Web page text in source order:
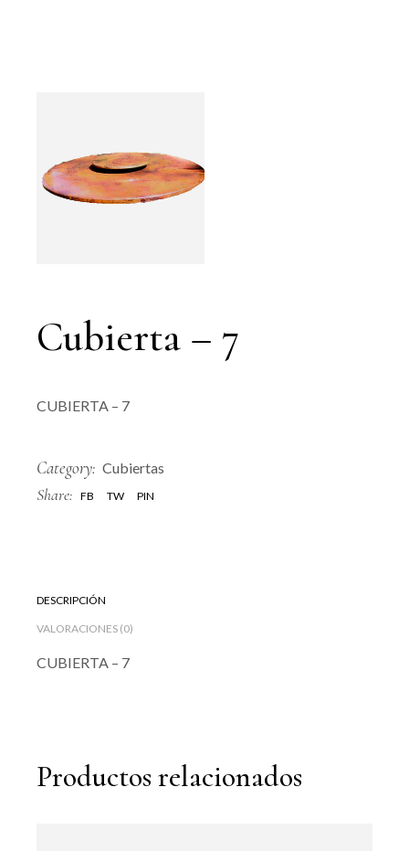
Cubierta – 7
CUBIERTA – 7
Category: Cubiertas
Share: FB TW PIN
DESCRIPCIÓN
VALORACIONES (0)
CUBIERTA – 7
Productos relacionados